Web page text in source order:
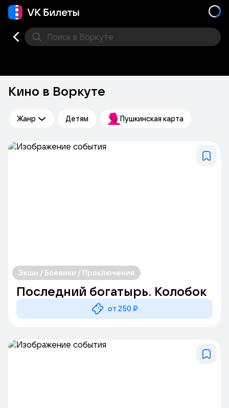
Поиск в Воркуте
Кино в Воркуте
Жанр Детям Пушкинская карта
Экшн / Боевики / Приключения
Последний богатырь. Колобок
от 250 ₽